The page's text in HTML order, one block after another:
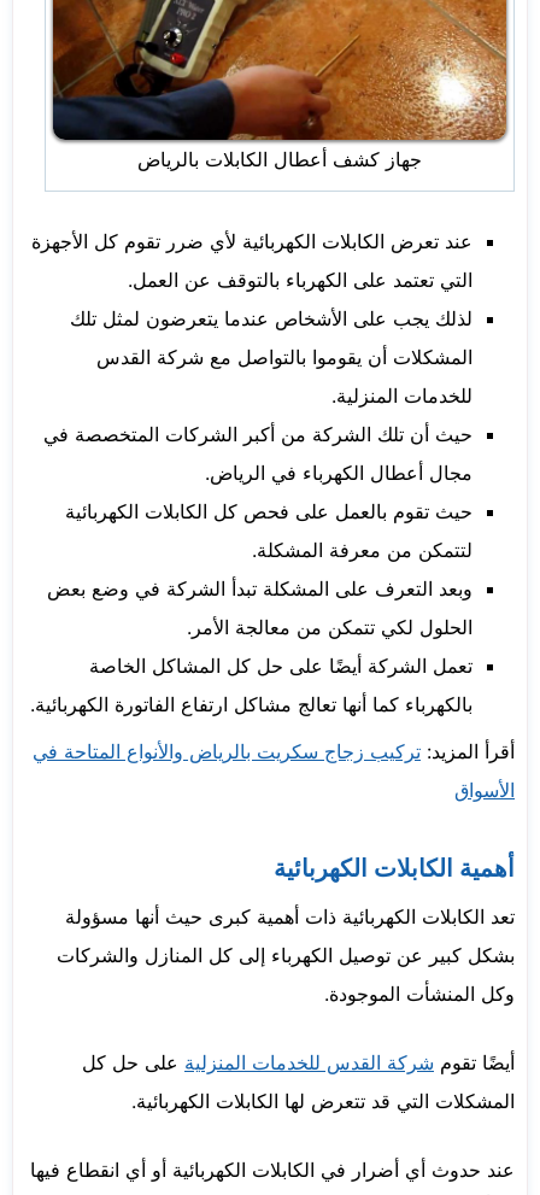
جهاز كشف أعطال الكابلات بالرياض
عند تعرض الكابلات الكهربائية لأي ضرر تقوم كل الأجهزة
التي تعتمد على الكهرباء بالتوقف عن العمل.
لذلك يجب على الأشخاص عندما يتعرضون لمثل تلك
المشكلات أن يقوموا بالتواصل مع شركة القدس
للخدمات المنزلية.
حيث أن تلك الشركة من أكبر الشركات المتخصصة في
مجال أعطال الكهرباء في الرياض.
حيث تقوم بالعمل على فحص كل الكابلات الكهربائية
لتتمكن من معرفة المشكلة.
وبعد التعرف على المشكلة تبدأ الشركة في وضع بعض
الحلول لكي تتمكن من معالجة الأمر.
تعمل الشركة أيضًا على حل كل المشاكل الخاصة
بالكهرباء كما أنها تعالج مشاكل ارتفاع الفاتورة الكهربائية.
أقرأ المزيد: تركيب زجاج سكريت بالرياض والأنواع المتاحة في
الأسواق
أهمية الكابلات الكهربائية
تعد الكابلات الكهربائية ذات أهمية كبرى حيث أنها مسؤولة
بشكل كبير عن توصيل الكهرباء إلى كل المنازل والشركات
وكل المنشأت الموجودة.
أيضًا تقوم شركة القدس للخدمات المنزلية على حل كل
المشكلات التي قد تتعرض لها الكابلات الكهربائية.
عند حدوث أي أضرار في الكابلات الكهربائية أو أي انقطاع فيها